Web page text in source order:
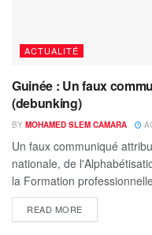
ACTUALITÉ
Guinée : Un faux
(debunking)
BY MOHAMED SLEM CAMARA
Un faux communiqué
nationale, de
la Formation
READ MORE